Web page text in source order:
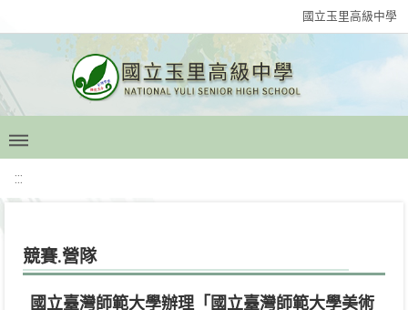
國立玉里高級中學
:::
競賽.營隊
國立臺灣師範大學辦理「國立臺灣師範大學美術